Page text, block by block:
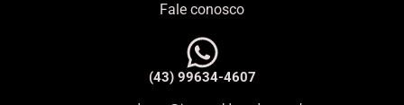
Fale conosco
(43) 99634-4607